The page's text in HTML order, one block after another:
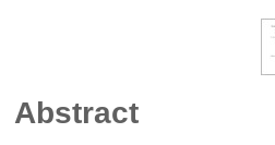
Abstract